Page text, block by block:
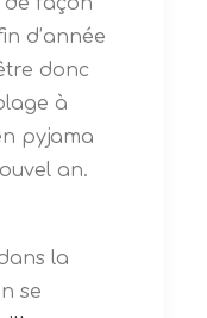
d’année
donc
à
pyjama
an.
la
se